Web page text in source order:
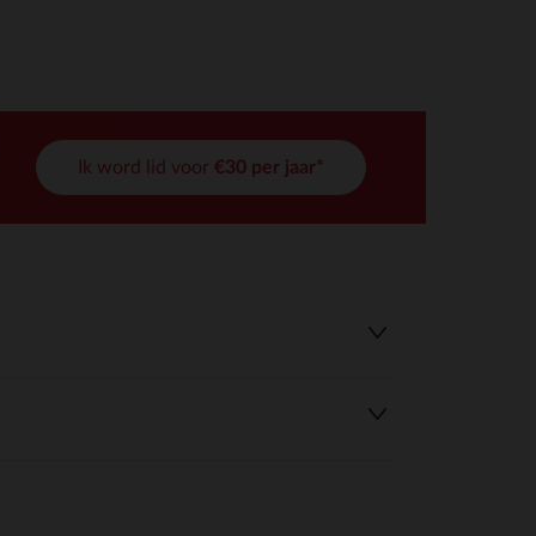
aan te passen en te beheren, en zorgt ervoor dat aan
Ik word lid voor €30 per jaar*